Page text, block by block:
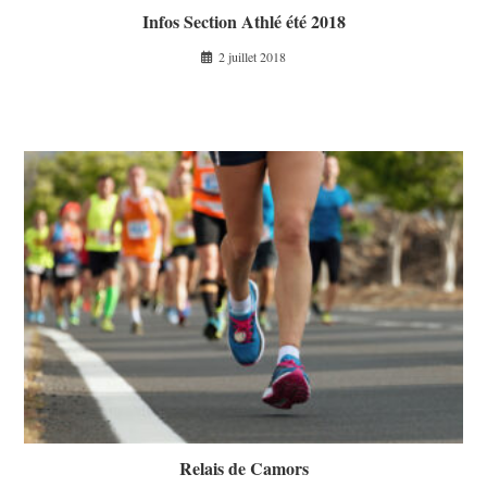
Infos Section Athlé été 2018
2 juillet 2018
Relais de Camors